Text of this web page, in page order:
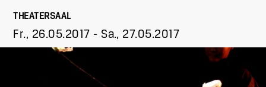
THEATERSAAL
Fr., 26.05.2017 - Sa., 27.05.2017